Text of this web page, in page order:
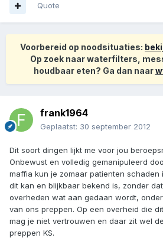
Quote
Voorbereid op noodsituaties:
Op zoek naar waterfilters,
houdbaar eten? Ga dan naar
frank1964
Geplaatst: 30 september 2012
Dit soort dingen lijkt me voor jou
Onbewust en volledig gemanipuleerd
maffia kun je zomaar patienten schaden
dit kan en blijkbaar bekend is, zonder
overheden wat aan gedaan wordt,
van ons preppen. Op een overheid die
mag je niet vertrouwen en daar zit wel
preppen KS.